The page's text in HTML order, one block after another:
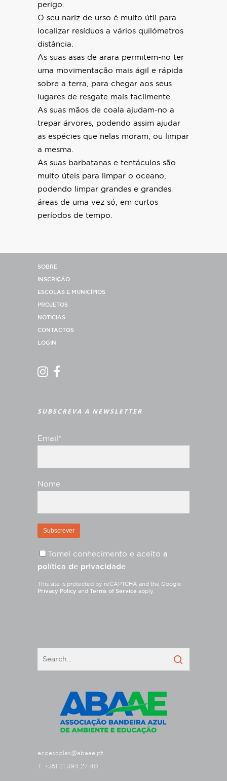
perigo.
O seu nariz de urso é muito útil para
localizar resíduos a vários quilómetros
distância.
As suas asas de arara permitem-no ter
uma movimentação mais ágil e rápida
sobre a terra, para chegar aos seus
lugares de resgate mais facilmente.
As suas mãos de coala ajudam-no a
trepar árvores, podendo assim ajudar
as espécies que nelas moram, ou limpar
a mesma.
As suas barbatanas e tentáculos são
muito úteis para limpar o oceano,
podendo limpar grandes e grandes
áreas de uma vez só, em curtos
períodos de tempo.
SOBRE
INSCRIÇÃO
ESCOLAS E MUNICÍPIOS
PROJETOS
NOTICIAS
CONTACTOS
LOGIN
SUBSCREVA A NEWSLETTER
Email*
Nome
Tomei conhecimento e aceito a
política de privacidade
This site is protected by reCAPTCHA and the Google
Privacy Policy and Terms of Service apply.
ecoescolas@abaae.pt
T. +351 21 394 27 40